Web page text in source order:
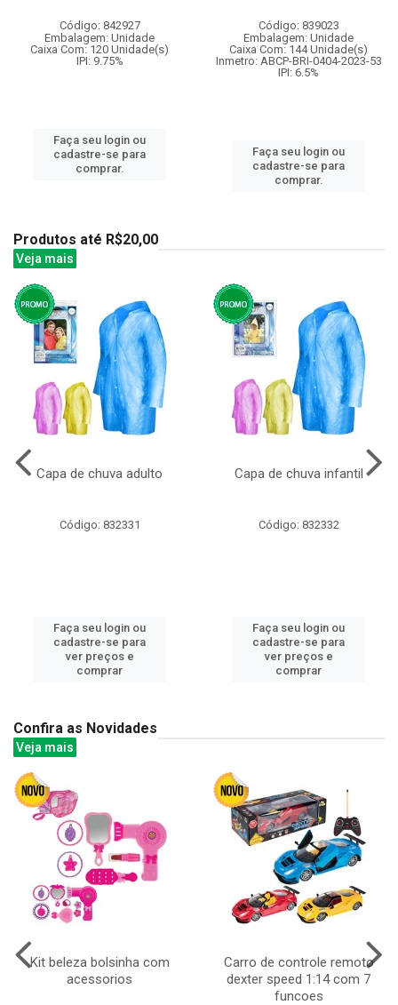
Código: 842927
Embalagem: Unidade
Caixa Com: 120 Unidade(s)
IPI: 9.75%
Faça seu login ou
cadastre-se para
comprar.
Código: 839023
Embalagem: Unidade
Caixa Com: 144 Unidade(s)
Inmetro: ABCP-BRI-0404-2023-53
IPI: 6.5%
Faça seu login ou
cadastre-se para
comprar.
Produtos até R$20,00
Veja mais
Capa de chuva adulto
Código: 832331
Faça seu login ou
cadastre-se para
ver preços e
comprar
Capa de chuva infantil
Código: 832332
Faça seu login ou
cadastre-se para
ver preços e
comprar
Confira as Novidades
Veja mais
Kit beleza bolsinha com
acessorios
Carro de controle remoto
dexter speed 1:14 com 7
funcoes